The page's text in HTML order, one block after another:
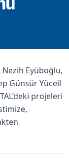
Nezih Eyüboğlu,
Günsür Yüceil
projeleri